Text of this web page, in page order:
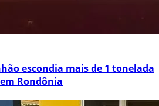
escondia mais de 1 tonelada
Rondônia